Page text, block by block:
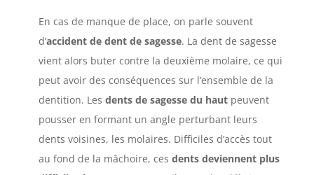
En cas de manque de place, on parle souvent
d’accident de dent de sagesse. La dent de sagesse
vient alors buter contre la deuxième molaire, ce qui
peut avoir des conséquences sur l’ensemble de la
dentition. Les dents de sagesse du hautpeuvent
pousser en formant un angle perturbant leurs
dents voisines, les molaires. Difficiles d’accès tout
au fond de la mâchoire, ces dents deviennent plus